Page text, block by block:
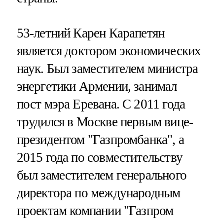
53-летний Карен Карапетян
является доктором экономических
наук. Был заместителем министра
энергетики Армении, занимал
пост мэра Еревана. С 2011 года
трудился в Москве первым вице-
президентом "Газпромбанка", а
2015 года по совместительству
был заместителем генерального
директора по международным
проектам компании "Газпром